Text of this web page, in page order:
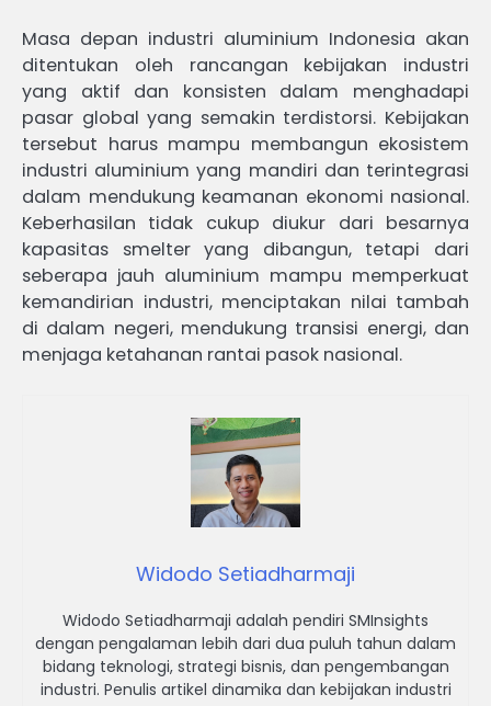
Masa depan industri aluminium Indonesia akan
ditentukan oleh rancangan kebijakan industri
yang aktif dan konsisten dalam menghadapi
pasar global yang semakin terdistorsi. Kebijakan
tersebut harus mampu membangun ekosistem
industri aluminium yang mandiri dan terintegrasi
dalam mendukung keamanan ekonomi nasional.
Keberhasilan tidak cukup diukur dari besarnya
kapasitas smelter yang dibangun, tetapi dari
seberapa jauh aluminium mampu memperkuat
kemandirian industri, menciptakan nilai tambah
di dalam negeri, mendukung transisi energi, dan
menjaga ketahanan rantai pasok nasional.
Widodo Setiadharmaji
Widodo Setiadharmaji adalah pendiri SMInsights
dengan pengalaman lebih dari dua puluh tahun dalam
bidang teknologi, strategi bisnis, dan pengembangan
industri. Penulis artikel dinamika dan kebijakan industri